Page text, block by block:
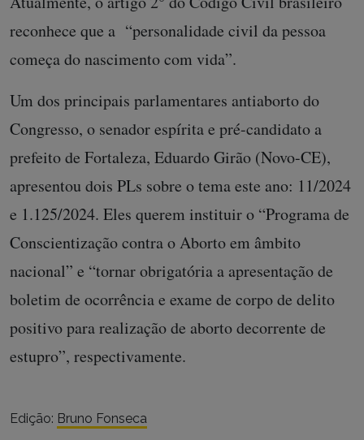
reconhece que a “personalidade civil da pessoa
começa do nascimento com vida”.
Um dos principais parlamentares antiaborto do
Congresso, o senador espírita e pré-candidato a
prefeito de Fortaleza, Eduardo Girão (Novo-CE),
apresentou dois PLs sobre o tema este ano: 11/2024
e 1.125/2024. Eles querem instituir o “Programa de
Conscientização contra o Aborto em âmbito
nacional” e “tornar obrigatória a apresentação de
boletim de ocorrência e exame de corpo de delito
positivo para realização de aborto decorrente de
estupro”, respectivamente.
Edição: Bruno Fonseca